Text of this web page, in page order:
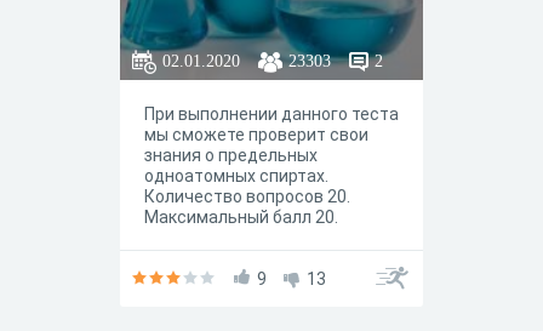
02.01.2020 23303 2
При выполнении данного теста
мы сможете проверит свои
знания о предельных
одноатомных спиртах.
Количество вопросов 20.
Максимальный балл 20.
9 13